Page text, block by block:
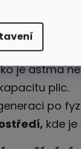
vhodné
je astma
plic.
po
kde